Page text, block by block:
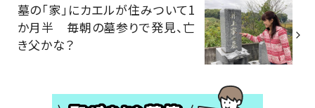
墓の「家」にカエルが住みついて1
か月半 毎朝の墓参りで発見、亡
き父かな？